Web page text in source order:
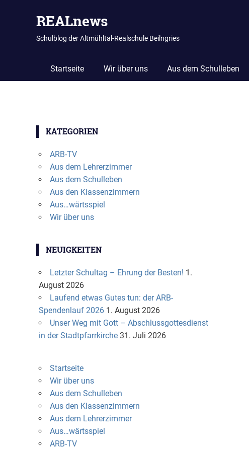
REALnews
Schulblog der Altmühltal-Realschule Beilngries
Startseite Wir über uns Aus dem Schulleben
KATEGORIEN
ARB-TV
Aus dem Lehrerzimmer
Aus dem Schulleben
Aus den Klassenzimmern
Aus…wärtsspiel
Wir über uns
NEUIGKEITEN
Letzter Schultag – Ehrung der Besten! 1.
August 2026
Laufend etwas Gutes tun: der ARB-
Spendenlauf 2026 1. August 2026
Unser Weg mit Gott – Abschlussgottesdienst
in der Stadtpfarrkirche 31. Juli 2026
Startseite
Wir über uns
Aus dem Schulleben
Aus den Klassenzimmern
Aus dem Lehrerzimmer
Aus…wärtsspiel
ARB-TV